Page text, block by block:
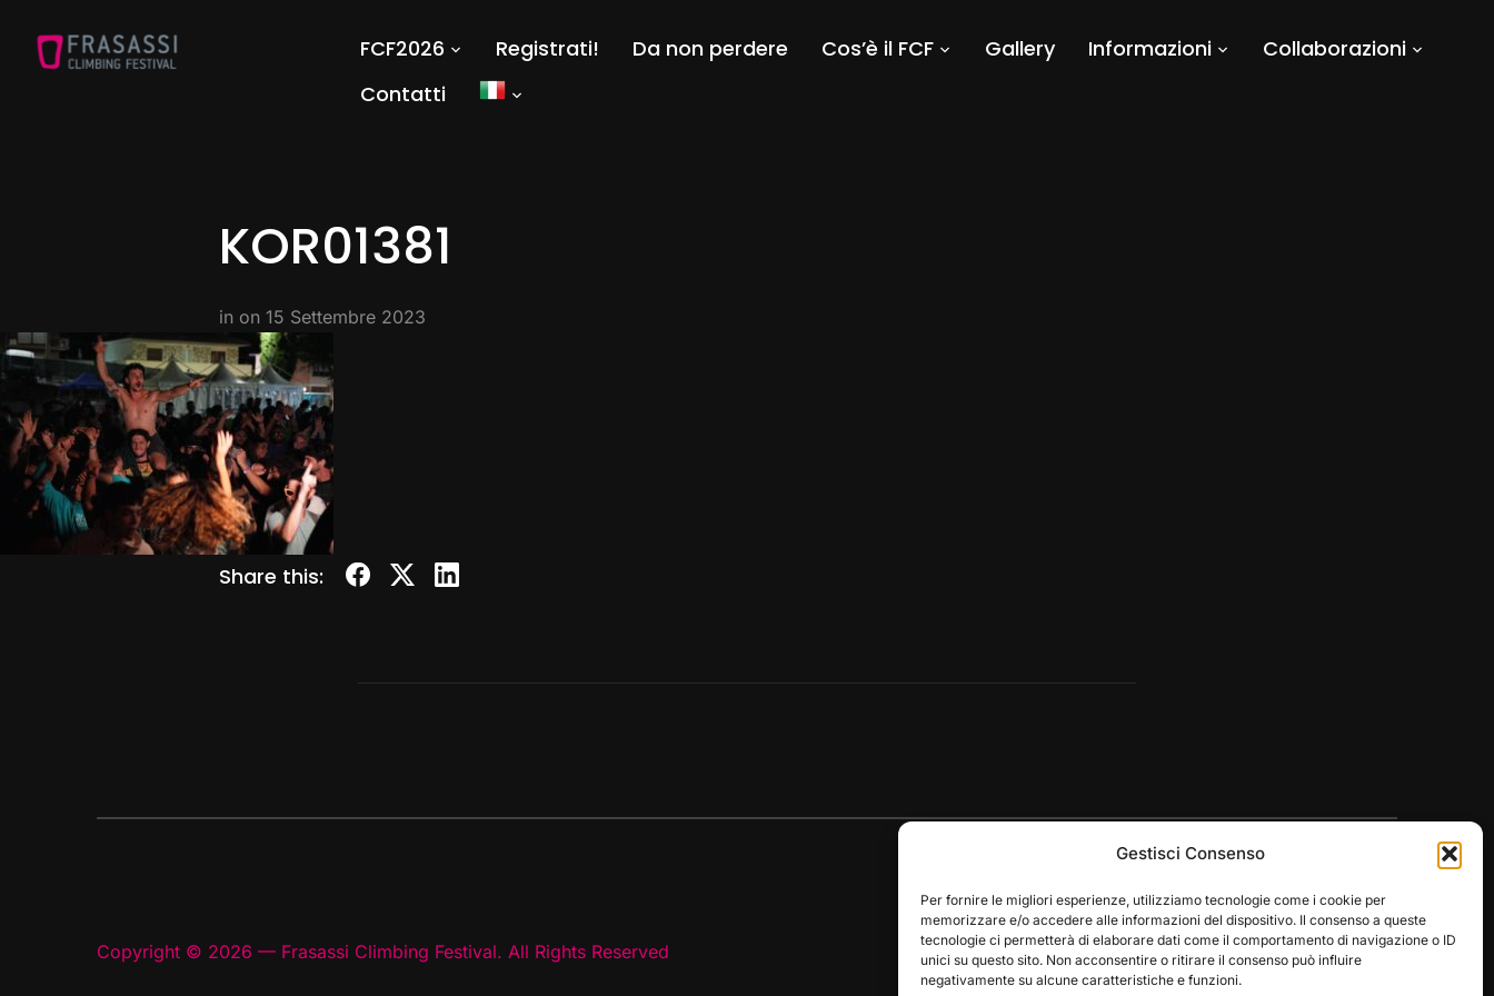
Gestisci Consenso
Per fornire le migliori esperienze, utilizziamo tecnologie come i cookie per
memorizzare e/o accedere alle informazioni del dispositivo. Il consenso a queste
tecnologie ci permetterà di elaborare dati come il comportamento di navigazione o ID
unici su questo sito. Non acconsentire o ritirare il consenso può influire
negativamente su alcune caratteristiche e funzioni.
FCF2026 Registrati! Da non perdere Cos’è il FCF Gallery Informazioni
Collaborazioni
Contatti
KOR01381
in on 15 Settembre 2023
Share this:
Copyright © 2026 — Frasassi Climbing Festival. All Rights Reserved Designed byWPZOOM